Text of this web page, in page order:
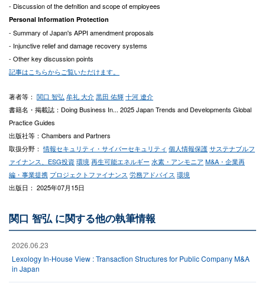
- Discussion of the defnition and scope of employees
Personal Information Protection
- Summary of Japan's APPI amendment proposals
- Injunctive relief and damage recovery systems
- Other key discussion points
記事はこちらからご覧いただけます。
著者等： 関口 智弘 牟礼 大介黒田 佑輝十河 遼介
書籍名・掲載誌：Doing Business In... 2025 Japan Trends and Developments Global
Practice Guides
出版社等：Chambers and Partners
取扱分野：情報セキュリティ・サイバーセキュリティ 個人情報保護サステナブルフ
ァイナンス、ESG投資環境 再生可能エネルギー 水素・アンモニア M&A・企業再
編・事業提携 プロジェクトファイナンス 労務アドバイス 環境
出版日： 2025年07月15日
関口 智弘 に関する他の執筆情報
2026.06.23
Lexology In-House View : Transaction Structures for Public Company M&A
in Japan